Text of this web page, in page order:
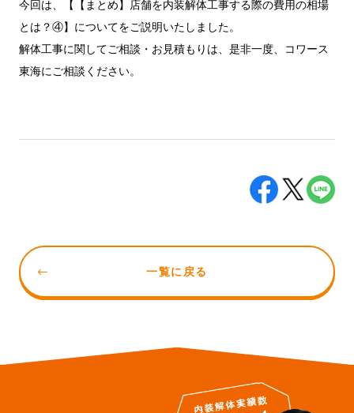
今回は、【【まとめ】店舗を内装解体工事する際の費用の相場
とは？④】についてをご説明いたしました。
解体工事に関してご相談・お見積もりは、是非一度、コワース
東海にご相談ください。
一覧に戻る